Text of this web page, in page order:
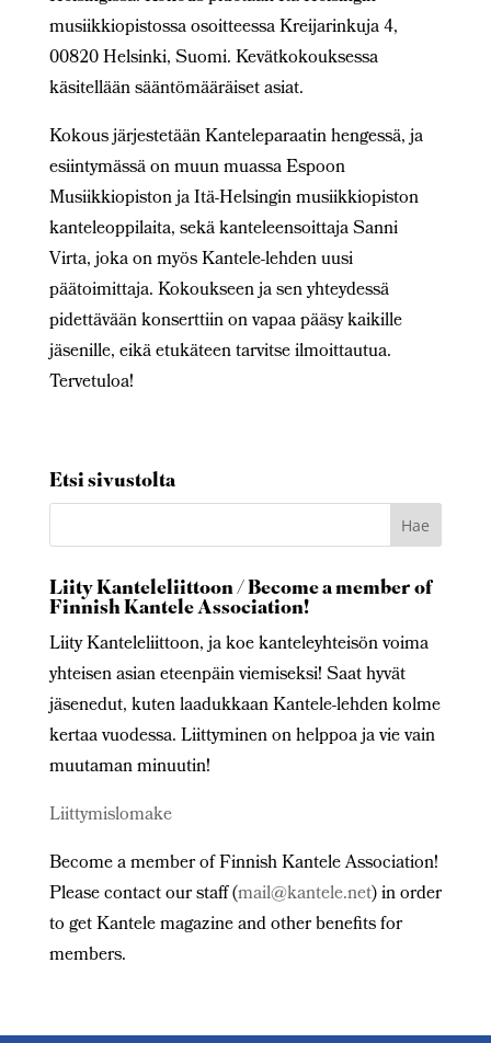
musiikkiopistossa osoitteessa Kreijarinkuja 4,
00820 Helsinki, Suomi. Kevätkokouksessa
käsitellään sääntömääräiset asiat.
Kokous järjestetään Kanteleparaatin hengessä, ja
esiintymässä on muun muassa Espoon
Musiikkiopiston ja Itä-Helsingin musiikkiopiston
kanteleoppilaita, sekä kanteleensoittaja Sanni
Virta, joka on myös Kantele-lehden uusi
päätoimittaja. Kokoukseen ja sen yhteydessä
pidettävään konserttiin on vapaa pääsy kaikille
jäsenille, eikä etukäteen tarvitse ilmoittautua.
Tervetuloa!
Etsi sivustolta
Liity Kanteleliittoon / Become a member of
Finnish Kantele Association!
Liity Kanteleliittoon, ja koe kanteleyhteisön voima
yhteisen asian eteenpäin viemiseksi! Saat hyvät
jäsenedut, kuten laadukkaan Kantele-lehden kolme
kertaa vuodessa. Liittyminen on helppoa ja vie vain
muutaman minuutin!
Liittymislomake
Become a member of Finnish Kantele Association!
Please contact our staff (mail@kantele.net) in order
to get Kantele magazine and other benefits for
members.